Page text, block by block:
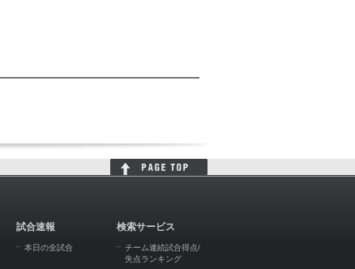
試合速報
本日の全試合
検索サービス
チーム連続試合得点/
失点ランキング